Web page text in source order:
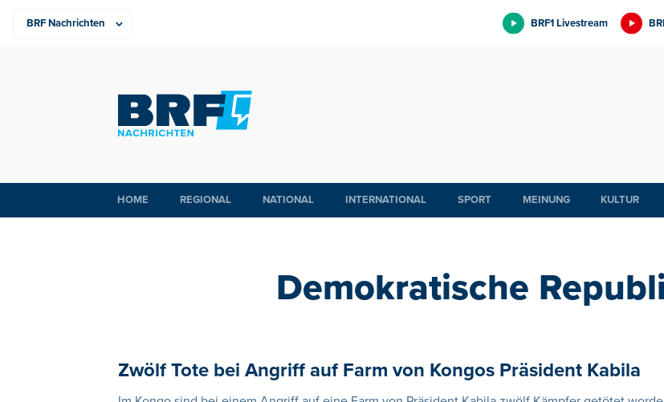
BRF1 Livestream
HOME REGIONAL NATIONAL INTERNATIONAL SPORT MEINUNG KULTUR
Demokratische
Zwölf Tote bei Angriff auf Farm von Kongos Präsident Kabila